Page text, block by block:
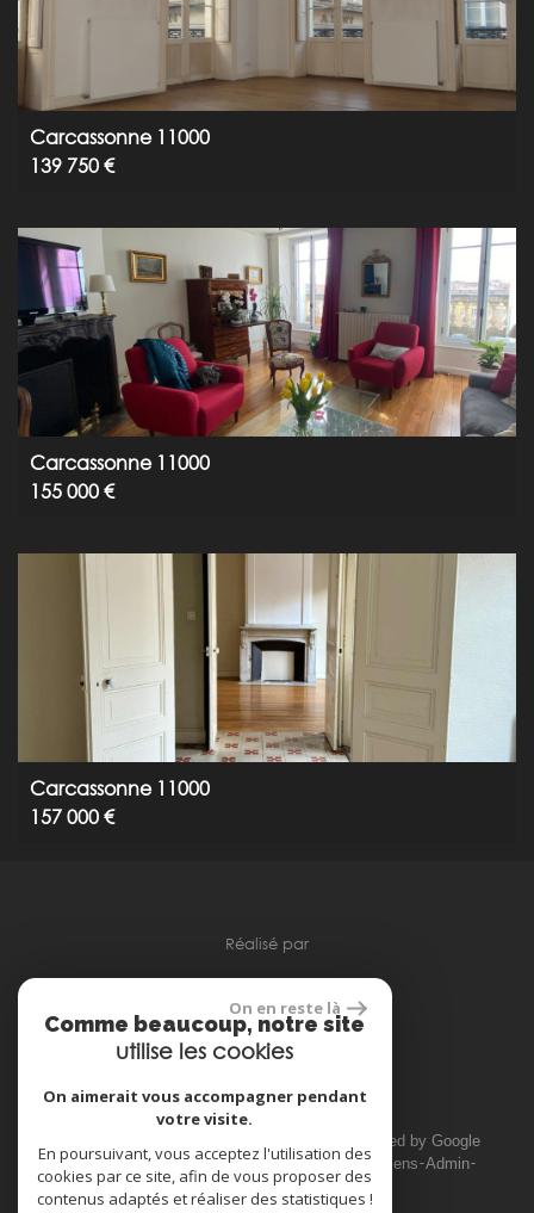
Carcassonne 11000
139 750 €
Carcassonne 11000
155 000 €
Carcassonne 11000
157 000 €
réalisé par
© 2026 | Tous droits réservés | Traduction powered by Google
Plan du site Mentions légales Nos honoraires Liens Admin
Toutes nos annonces
On en reste là
Comme beaucoup, notre site
utilise les cookies
On aimerait vous accompagner pendant
votre visite.
En poursuivant, vous acceptez l'utilisation des
cookies par ce site, afin de vous proposer des
contenus adaptés et réaliser des statistiques !